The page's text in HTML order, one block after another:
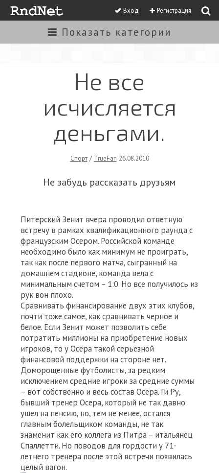
Вход Регистрация
Показать категории
Не все
исчисляется
деньгами.
Спорт/ TrueFan 26.08.2010
Не забудь рассказать друзьям
Питерский Зенит вчера проводил ответную
встречу в рамках квалификационного раунда с
французским Осером. Российской команде
необходимо было как минимум не проиграть,
так как после первого матча, сыгранный на
домашнем стадионе, команда вела с
минимальным счетом – 1:0. Но все получилось из
рук вон плохо.
Сравнивать финансирование двух этих клубов,
почти тоже самое, как сравнивать черное и
белое. Если Зенит может позволить себе
потратить миллионы на приобретение новых
игроков, то у Осера такой серьезной
финансовой поддержки на стороне нет.
Доморощенные футболисты, за редким
исключением средние игроки за средние суммы
– вот собственно и весь состав Осера. Ги Ру,
бывший тренер Осера, который не так давно
ушел на пенсию, но, тем не менее, остался
главным болельщиком команды, не так
знаменит как его коллега из Питра – итальянец
Спаллетти. Но поводов для гордости у 71-
летнего тренера после этой встречи появилась
целый вагон.